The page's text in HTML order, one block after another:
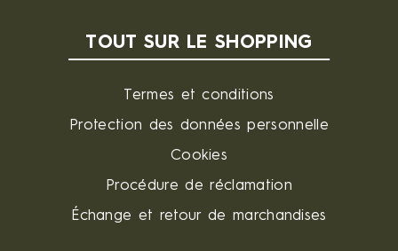
TOUT SUR LE SHOPPING
Termes et conditions
Protection des données personnelle
Cookies
Procédure de réclamation
Échange et retour de marchandises